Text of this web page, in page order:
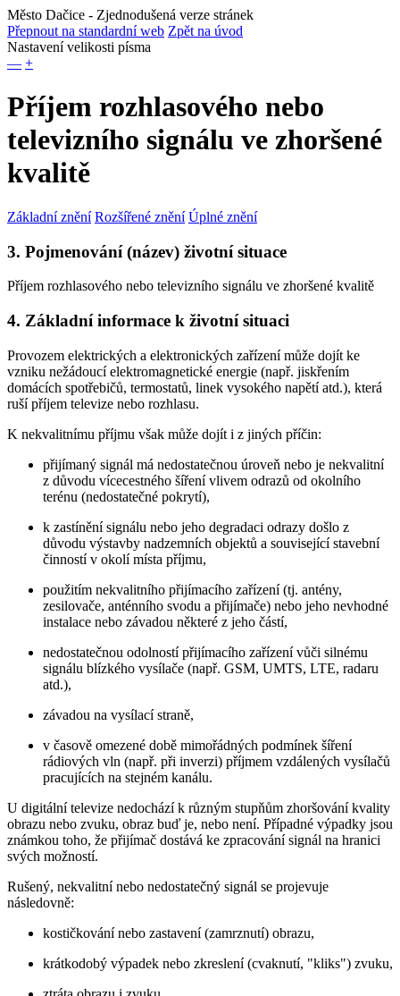
Město Dačice - Zjednodušená verze stránek
Přepnout na standardní web Zpět na úvod
Nastavení velikosti písma
— +
Příjem rozhlasového nebo
televizního signálu ve zhoršené
kvalitě
Základní znění Rozšířené znění Úplné znění
3. Pojmenování (název) životní situace
Příjem rozhlasového nebo televizního signálu ve zhoršené kvalitě
4. Základní informace k životní situaci
Provozem elektrických a elektronických zařízení může dojít ke
vzniku nežádoucí elektromagnetické energie (např. jiskřením
domácích spotřebičů, termostatů, linek vysokého napětí atd.), která
ruší příjem televize nebo rozhlasu.
K nekvalitnímu příjmu však může dojít i z jiných příčin:
přijímaný signál má nedostatečnou úroveň nebo je nekvalitní
z důvodu vícecestného šíření vlivem odrazů od okolního
terénu (nedostatečné pokrytí),
k zastínění signálu nebo jeho degradaci odrazy došlo z
důvodu výstavby nadzemních objektů a související stavební
činností v okolí místa příjmu,
použitím nekvalitního přijímacího zařízení (tj. antény,
zesilovače, anténního svodu a přijímače) nebo jeho nevhodné
instalace nebo závadou některé z jeho částí,
nedostatečnou odolností přijímacího zařízení vůči silnému
signálu blízkého vysílače (např. GSM, UMTS, LTE, radaru
atd.),
závadou na vysílací straně,
v časově omezené době mimořádných podmínek šíření
rádiových vln (např. při inverzi) příjmem vzdálených vysílačů
pracujících na stejném kanálu.
U digitální televize nedochází k různým stupňům zhoršování kvality
obrazu nebo zvuku, obraz buď je, nebo není. Případné výpadky jsou
známkou toho, že přijímač dostává ke zpracování signál na hranici
svých možností.
Rušený, nekvalitní nebo nedostatečný signál se projevuje
následovně:
kostičkování nebo zastavení (zamrznutí) obrazu,
krátkodobý výpadek nebo zkreslení (cvaknutí, "kliks") zvuku,